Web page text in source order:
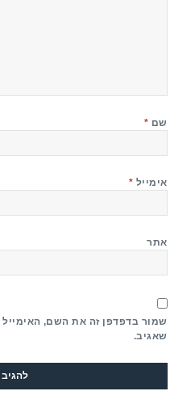
שם *
אימייל *
אתר
שמור בדפדפן זה את השם,
שאגיב.